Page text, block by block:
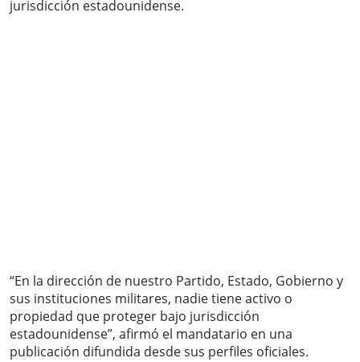
jurisdicción estadounidense.
“En la dirección de nuestro Partido, Estado, Gobierno y
sus instituciones militares, nadie tiene activo o
propiedad que proteger bajo jurisdicción
estadounidense”, afirmó el mandatario en una
publicación difundida desde sus perfiles oficiales.